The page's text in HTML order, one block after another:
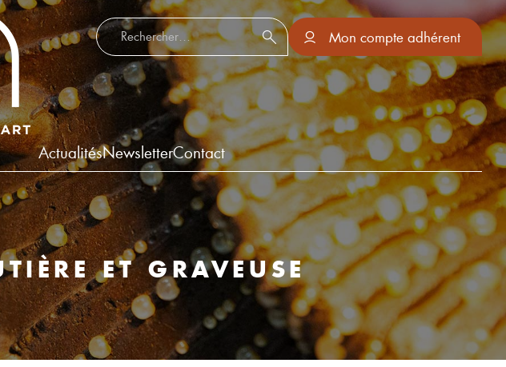
Rechercher :
Mon compte adhérent
ActualitésNewsletterContact
ET GRAVEUSE